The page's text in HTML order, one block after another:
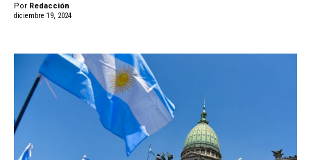
Por Redacción
diciembre 19, 2024